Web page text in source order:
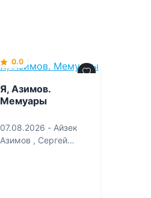
0.0
Я, Азимов.
Мемуары
07.08.2026 - Айзек
Азимов , Сергей